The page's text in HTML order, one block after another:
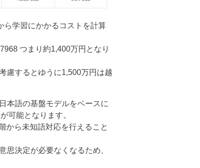
ら学習にかかるコストを計算
つまり約1,400万円となり
慮するとゆうに1,500万円は越
本語の基盤モデルをベースに
可能となります。
から未知語対応を行えること
思決定が必要なくなるため、